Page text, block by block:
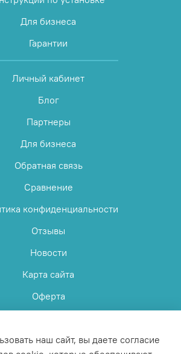
Для бизнеса
Гарантии
Личный кабинет
Блог
Партнеры
Для бизнеса
Обратная связь
Сравнение
конфиденциальности
Отзывы
Новости
Карта сайта
Оферта
наш сайт, вы даете согласие